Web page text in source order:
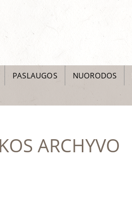
PASLAUGOS NUORODOS
ARCHYVO